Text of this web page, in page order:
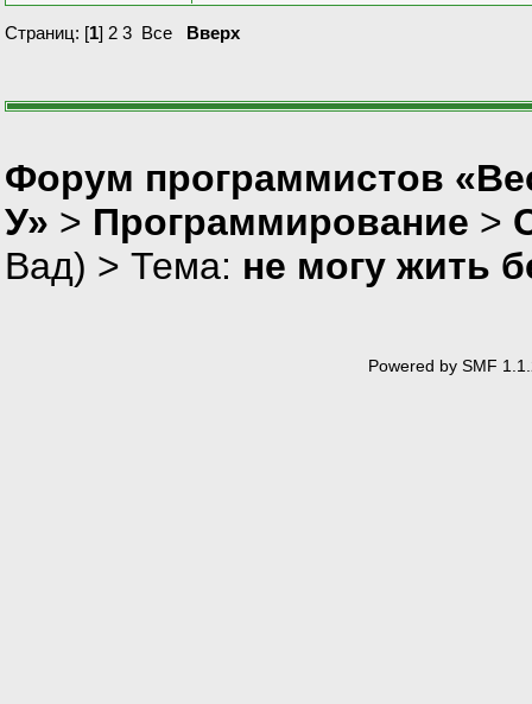
Страниц: [1] 2 3 Все Вверх
Форум программистов
У» > Программирование >
Вад) > Тема: не могу жить
Powered by SMF